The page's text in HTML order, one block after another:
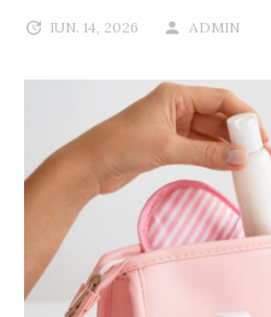
IUN. 14, 2026 ADMIN